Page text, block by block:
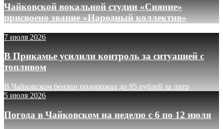
Чайковской вокальной студии «Сияние»
присвоено звание «Народный коллектив»
7 июля 2026
В Прикамье усилили контроль за ситуацией с
топливом
В Чайковском бензин подорожал до 95 рублей за литр
5 июля 2026
Погода в Чайковском на неделю с 6 по 12 июля